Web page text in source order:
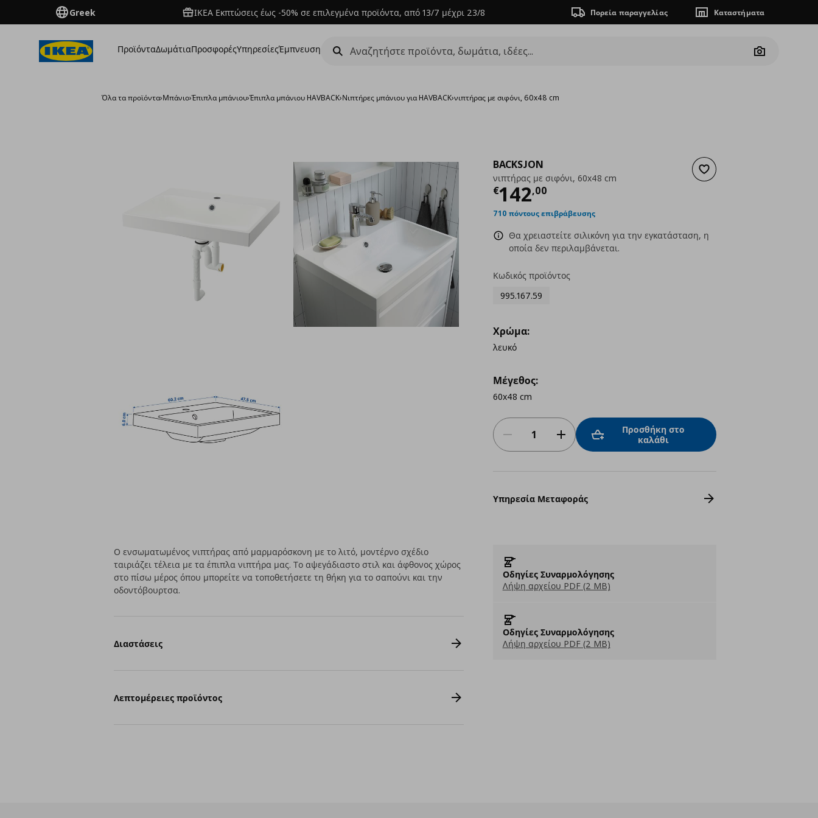
Greek ΙΚΕΑ Εκπτώσεις έως -50% σε επιλεγμένα προϊόντα, από 13/7 μέχρι 23/8 Πορεία παραγγελίας Καταστήματα
ΠροϊόνταΔωμάτιαΠροσφορέςΥπηρεσίεςΈμπνευση
Camera
Όλα τα προϊόντα›Μπάνιο›Έπιπλα μπάνιου›Έπιπλα μπάνιου HAVBACK›Νιπτήρες μπάνιου για HAVBACK›νιπτήρας με σιφόνι, 60x48 cm
Προσθήκη στα αγαπημένα
BACKSJON
νιπτήρας με σιφόνι, 60x48 cm
€142,00
Τρέχουσα τιμή
710 πόντους επιβράβευσης
Θα χρειαστείτε σιλικόνη για την εγκατάσταση, η
οποία δεν περιλαμβάνεται.
Κωδικός προϊόντος
995.167.59
Χρώμα:
λευκό
Μέγεθος:
60x48 cm
Προσθήκη στο
καλάθι
Υπηρεσία Μεταφοράς
Οδηγίες Συναρμολόγησης
Λήψη αρχείου PDF (2 MB)
Οδηγίες Συναρμολόγησης
Λήψη αρχείου PDF (2 MB)
Ο ενσωματωμένος νιπτήρας από μαρμαρόσκονη με το λιτό, μοντέρνο σχέδιο
ταιριάζει τέλεια με τα έπιπλα νιπτήρα μας. Το αψεγάδιαστο στιλ και άφθονος χώρος
στο πίσω μέρος όπου μπορείτε να τοποθετήσετε τη θήκη για το σαπούνι και την
οδοντόβουρτσα.
Διαστάσεις
Λεπτομέρειες προϊόντος